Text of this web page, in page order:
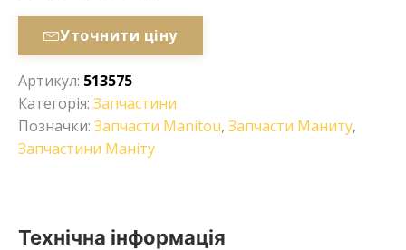
Уточнити ціну
Артикул: 513575
Категорія: Запчастини
Позначки: Запчасти Manitou, Запчасти Маниту,
Запчастини Маніту
Технічна інформація